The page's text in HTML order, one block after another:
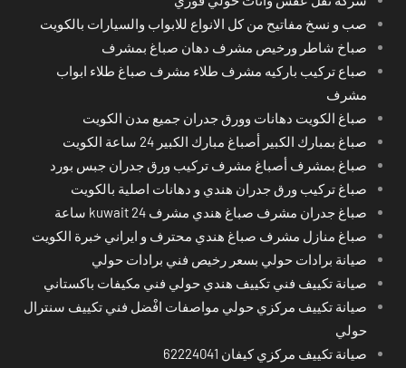
صب و نسخ مفاتيح من كل الانواع للابواب والسيارات بالكويت
صباخ شاطر ورخيص مشرف دهان صباغ بمشرف
صباع تركيب باركيه مشرف طلاء مشرف صباغ طلاء ابواب
مشرف
صباغ الكويت دهانات وورق جدران جميع مدن الكويت
صباغ بمبارك الكبير أصباغ مبارك الكبير 24 ساعة الكويت
صباغ بمشرف أصباغ مشرف تركيب ورق جدران جبس بورد
صباغ تركيب ورق جدران هندي و دهانات اصلية بالكويت
صباغ جدران مشرف صباغ هندي مشرف kuwait 24 ساعة
صباغ منازل مشرف صباغ هندي محترف و ايراني خبرة الكويت
صيانة برادات حولي بسعر رخيص فني برادات حولي
صيانة تكييف فني تكييف هندي حولي فني مكيفات باكستاني
صيانة تكييف مركزي حولي مواصفات افْضل فني تكييف سنترال
حولي
صيانة تكييف مركزي كيفان 62224041